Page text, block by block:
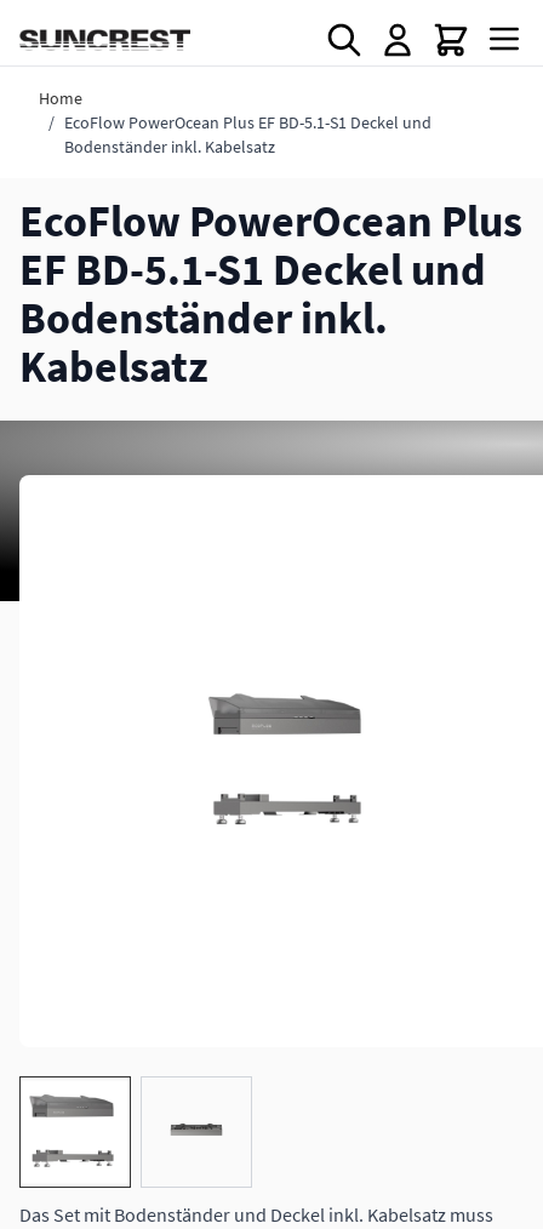
Home
/ EcoFlow PowerOcean Plus EF BD-5.1-S1 Deckel und
Bodenständer inkl. Kabelsatz
EcoFlow PowerOcean Plus
EF BD-5.1-S1 Deckel und
Bodenständer inkl.
Kabelsatz
View larger image
Das Set mit Bodenständer und Deckel inkl. Kabelsatz muss